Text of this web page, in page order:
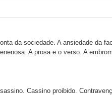
da sociedade. A ansiedade da
A prosa e o verso. A
Cassino proibido.